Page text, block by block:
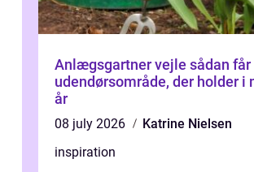
Anlægsgartner vejle sådan får du et
udendørsområde, der holder i
år
08 july 2026
Katrine Nielsen
inspiration